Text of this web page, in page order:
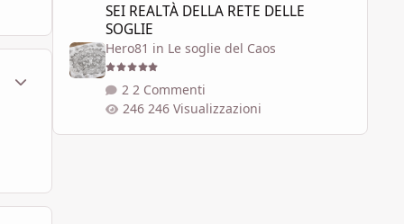
Statistiche Autore
SEI REALTÀ DELLA RETE DELLE
SOGLIE
Hero81 in Le soglie del Caos
2 Commenti
246 Visualizzazioni